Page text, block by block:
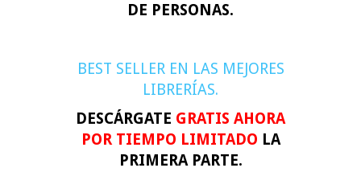
DE PERSONAS.
BEST SELLER EN LAS MEJORES
LIBRERÍAS.
DESCÁRGATE GRATIS AHORA
POR TIEMPO LIMITADO LA
PRIMERA PARTE.